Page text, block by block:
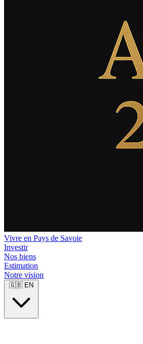
Vivre en Pays de Savoie
Investir
Nos biens
Estimation
Notre vision
🇬🇧 EN